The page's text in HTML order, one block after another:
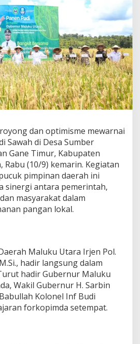
dan optimisme mewarnai
Sawah di Desa Sumber
Gane Timur, Kabupaten
Rabu (10/9) kemarin. Kegiatan
pimpinan daerah ini
sinergi antara pemerintah,
masyarakat dalam
pangan lokal.
Maluku Utara Irjen Pol.
hadir langsung dalam
hadir Gubernur Maluku
Wakil Gubernur H. Sarbin
Kolonel Inf Budi
forkopimda setempat.